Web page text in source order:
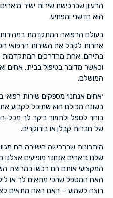
הרעיון שברכישת שירות ישיר
הוא חדשני ומפתיע.
בעולם הרפואה המתקדמת במהירות,
אחרות לקבל את השירות הרפואי
בתיהם. אחת מהדרכים המתקדמות
וכאשר מדובר בטיפול בבית, אחים
המושלם.
׳אחים אנחנו׳ מספקים שירות
בשונה מכולם הוא שתוכל לקבוע
בוחר לטפל ולתמוך ביקר לך מכל-
של חברות קבלן או בורוקרים.
היתרונות שברכישה הישירה הם
שלנו ב׳אחים אנחנו׳ מופיעים
המקצועי אותם הם רכשו במרוצת
האח המטפל שהכי מתאים לך או
רוצה לשמוע – האם האח מתאים